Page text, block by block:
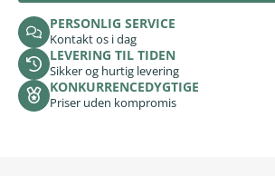
PERSONLIG SERVICE
Kontakt os i dag
LEVERING TIL TIDEN
Sikker og hurtig levering
KONKURRENCEDYGTIGE
Priser uden kompromis